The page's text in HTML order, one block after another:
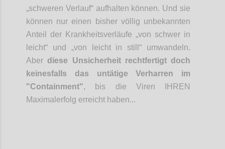
„schweren Verlauf“ aufhalten können. Und sie
können nur einen bisher völlig unbekannten
Anteil der Krankheitsverläufe „von schwer in
leicht“
und „von leicht in still“ umwandeln.
Aber diese Unsicherheit rechtfertigt doch
keinesfalls das untätige Verharren im
"Containment", bis die Viren IHREN
Maximalerfolg erreicht haben...